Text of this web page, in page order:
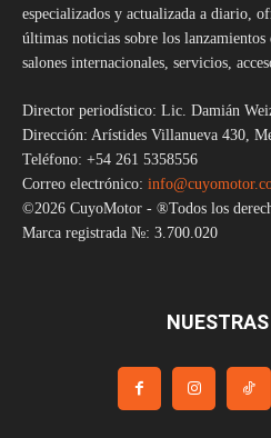
especializados y actualizada a diario,
últimas noticias sobre los lanzamientos
salones internacionales, servicios,
Director periodístico: Lic. Damián
Dirección: Arístides Villanueva 430,
Teléfono: +54 261 5358556
Correo electrónico:
©2026 CuyoMotor - ®Todos los
Marca registrada №: 3.700.020
NUESTRAS